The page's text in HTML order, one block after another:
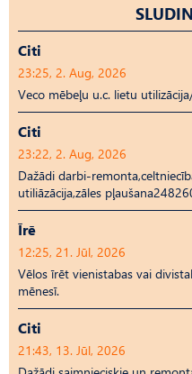
Citi
23:25, 2. Aug, 2026
Veco mēbeļu u.c. lietu
Citi
23:22, 2. Aug, 2026
Dažādi darbi-
utiliāzācija,zāles
Īrē
12:25, 21. Jūl, 2026
Vēlos īrēt vienistabas vai
mēnesī.
Citi
21:43, 13. Jūl, 2026